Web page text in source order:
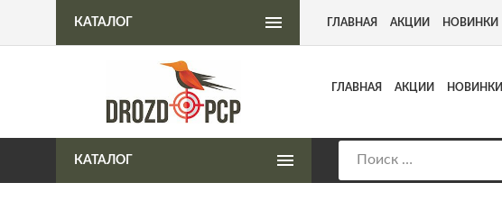
Интернет-магазин пневматического оружия Адрес: г.
ГЛАВНАЯ АКЦИИ НОВИНКИ
КАТАЛОГ
КАТАЛОГ ГЛАВНАЯ АКЦИИ НОВИНКИ